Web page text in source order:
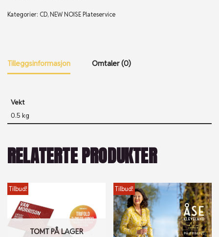
Kategorier: CD, NEW NOISE Plateservice
Tilleggsinformasjon Omtaler (0)
Vekt
0.5 kg
RELATERTE PRODUKTER
TOMT PÅ LAGER
Tilbud! Tilbud!